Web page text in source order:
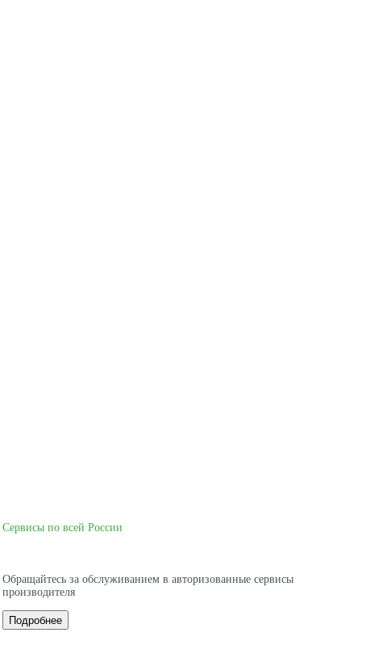
Сервисы по всей России
Обращайтесь за обслуживанием в авторизованные сервисы
производителя
Подробнее